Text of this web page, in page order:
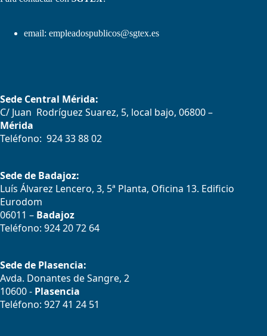
email: empleadospublicos@sgtex.es
Sede Central Mérida:
C/ Juan Rodríguez Suarez, 5, local bajo, 06800 –
Mérida
Teléfono: 924 33 88 02
Sede de Badajoz:
Luís Álvarez Lencero, 3, 5ª Planta, Oficina 13. Edificio
Eurodom
06011 – Badajoz
Teléfono: 924 20 72 64
Sede de Plasencia:
Avda. Donantes de Sangre, 2
10600 - Plasencia
Teléfono: 927 41 24 51